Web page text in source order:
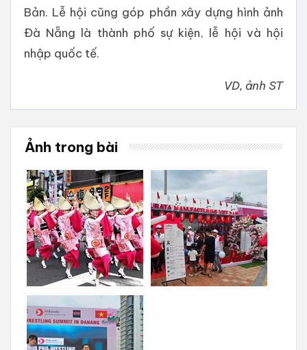
Bản. Lễ hội cũng góp phần xây dựng hình ảnh
Đà Nẵng là thành phố sự kiện, lễ hội và hội
nhập quốc tế.
VD, ảnh ST
Ảnh trong bài